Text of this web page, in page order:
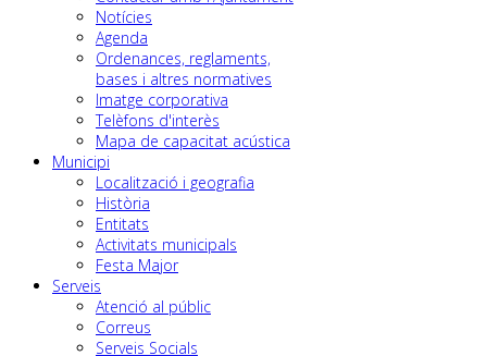
Notícies
Agenda
Ordenances, reglaments,
bases i altres normatives
Imatge corporativa
Telèfons d'interès
Mapa de capacitat acústica
Municipi
Localització i geografia
Història
Entitats
Activitats municipals
Festa Major
Serveis
Atenció al públic
Correus
Serveis Socials